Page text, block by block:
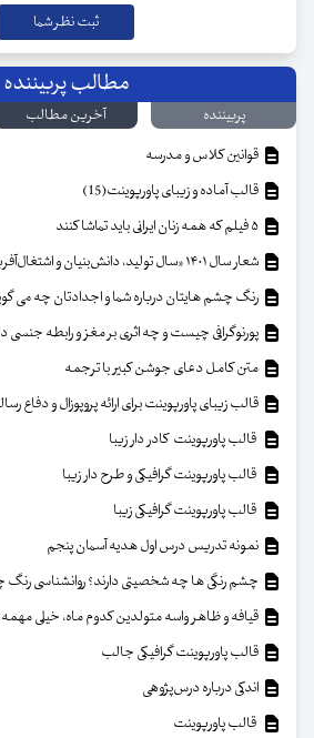
مطالب پربیننده
پربیننده
آخرین مطالب
قوانین کلاس و مدرسه
قالب آماده و زیبای پاورپوینت(15)
شعار سال ۱۴۰۱ «سال تولید، دانش‌بنیان و اشتغال‌آفرین»
رنگ چشم هایتان درباره شما و اجدادتان چه می
پورنوگرافی چیست و چه اثری بر مغز و رابطه جنسی
متن کامل دعای جوشن کبیر با ترجمه
قالب زیبای پاورپوینت برای ارائه پروپوزال و دفاع
قالب پاورپوینت کادر دار زیبا
قالب پاورپوینت گرافیکی و طرح دار زیبا
قالب پاورپوینت گرافیکی زیبا
نمونه تدریس درس اول هدیه آسمان پنجم
چشم رنگی ها چه شخصیتی دارند؟ روانشناسی
قیافه و ظاهر واسه متولدین کدوم ماه، خیلی
قالب پاورپوینت گرافیکی جالب
اندکی درباره درس‌پژوهی
قالب پاورپوینت